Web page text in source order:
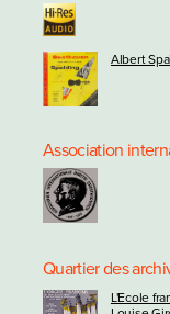
Albert
Association
Quartier des
L'Ecole